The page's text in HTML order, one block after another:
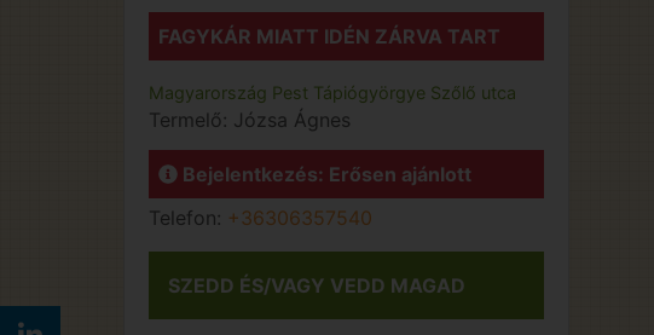
FAGYKÁR MIATT IDÉN ZÁRVA TART
Magyarország Pest Tápiógyörgye Szőlő utca
Termelő: Józsa Ágnes
Bejelentkezés: Erősen ajánlott
Telefon: +36306357540
SZEDD ÉS/VAGY VEDD MAGAD